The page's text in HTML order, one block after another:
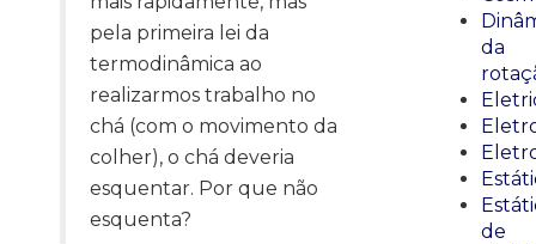
pela primeira lei da
termodinâmica ao
realizarmos trabalho no
chá (com o movimento da
colher), o chá deveria
esquentar. Por que não
esquenta?
da
de